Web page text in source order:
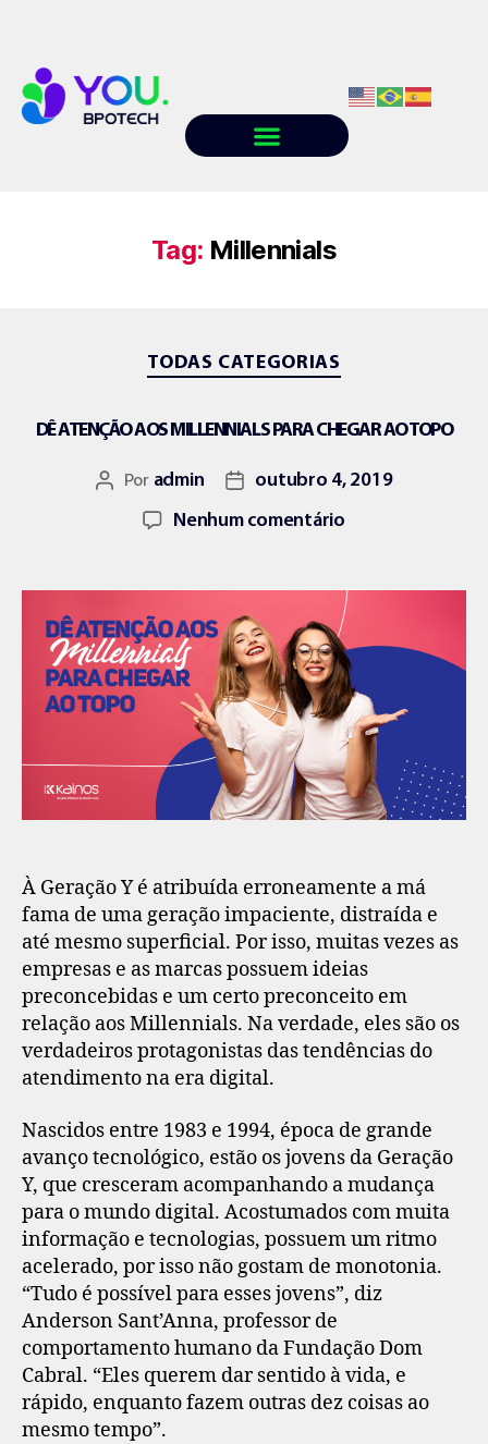
Tag: Millennials
TODAS CATEGORIAS
DÊ ATENÇÃO AOS MILLENNIALS PARA CHEGAR AO TOPO
Por admin
outubro 4, 2019
Nenhum comentário
À Geração Y é atribuída erroneamente a má
fama de uma geração impaciente, distraída e
até mesmo superficial. Por isso, muitas vezes as
empresas e as marcas possuem ideias
preconcebidas e um certo preconceito em
relação aos Millennials. Na verdade, eles são os
verdadeiros protagonistas das tendências do
atendimento na era digital.
Nascidos entre 1983 e 1994, época de grande
avanço tecnológico, estão os jovens da Geração
Y, que cresceram acompanhando a mudança
para o mundo digital. Acostumados com muita
informação e tecnologias, possuem um ritmo
acelerado, por isso não gostam de monotonia.
“Tudo é possível para esses jovens”, diz
Anderson Sant’Anna, professor de
comportamento humano da Fundação Dom
Cabral. “Eles querem dar sentido à vida, e
rápido, enquanto fazem outras dez coisas ao
mesmo tempo”.